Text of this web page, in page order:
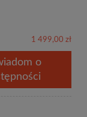
1 499,00 zł
o